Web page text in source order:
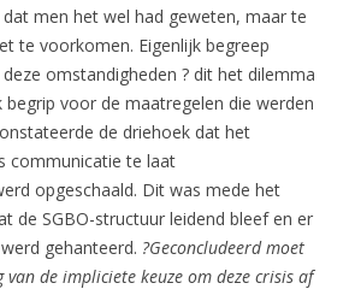
men het wel had geweten, maar te
te voorkomen. Eigenlijk begreep
omstandigheden ? dit het dilemma
voor de maatregelen die werden
de driehoek dat het
communicatie te laat
opgeschaald. Dit was mede het
de SGBO-structuur leidend bleef en er
gehanteerd. ?Geconcludeerd moet
de impliciete keuze om deze crisis af